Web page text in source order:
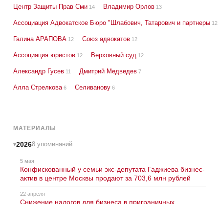
Центр Защиты Прав Сми 14 Владимир Орлов 13
Ассоциация Адвокатское Бюро "Шлабович, Татарович и партнеры 12
Галина АРАПОВА 12 Союз адвокатов 12
Ассоциация юристов 12 Верховный суд 12
Александр Гусев 11 Дмитрий Медведев 7
Алла Стрелкова 6 Селиванову 6
МАТЕРИАЛЫ
20268 упоминаний
5 мая
Конфискованный у семьи экс-депутата Гаджиева бизнес-
актив в центре Москвы продают за 703,6 млн рублей
22 апреля
Снижение налогов для бизнеса в приграничных